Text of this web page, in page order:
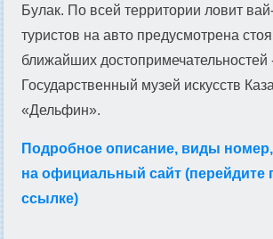
Булак. По всей территории ловит
туристов на авто предусмотрена
ближайших достопримечательностей
Государственный музей искусств
«Дельфин».
Подробное описание, виды
на официальный сайт (перейдите
ссылке)